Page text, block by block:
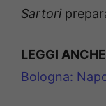
Sartori
LEGGI ANCHE
Bologna: